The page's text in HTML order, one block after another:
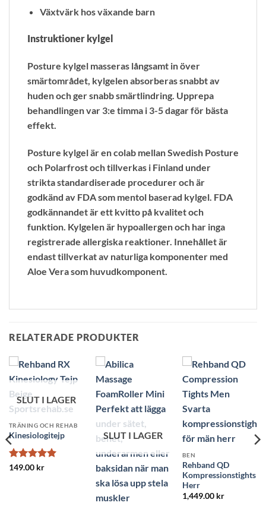
Växtvärk hos växande barn
Instruktioner kylgel
Posture kylgel masseras långsamt in över
smärtområdet, kylgelen absorberas snabbt av
huden och ger snabb smärtlindring. Upprepa
behandlingen var 3:e timma i 3-5 dagar för bästa
effekt.
Posture kylgel är en colab mellan Swedish Posture
och Polarfrost och tillverkas i Finland under
strikta standardiserade procedurer och är
godkänd av FDA som mentol baserad kylgel. FDA
godkännandet är ett kvitto på kvalitet och
funktion. Kylgelen är hypoallergen och har inga
registrerade allergiska reaktioner. Innehållet är
endast tillverkat av naturliga komponenter med
Aloe Vera som huvudkomponent.
RELATERADE PRODUKTER
SLUT I LAGER
TRÄNING OCH REHAB
Kinesiologitejp
Betygsatt
149.00 kr
SLUT I LAGER
BEN
Rehband QD
Kompressionstights
Herr
1,449.00 kr